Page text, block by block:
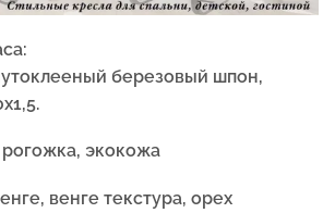
березовый шпон,
экокожа
венге текстура, орех